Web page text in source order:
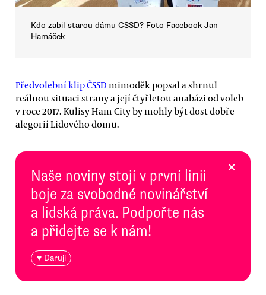
Kdo zabil starou dámu ČSSD? Foto Facebook Jan
Hamáček
Předvolební klip ČSSD mimoděk popsal a shrnul
reálnou situaci strany a její čtyřletou anabázi od voleb
v roce 2017. Kulisy Ham City by mohly být dost dobře
alegorií Lidového domu.
Naše noviny stojí v první linii
boje za svobodné novinářství
a lidská práva. Podpořte nás
a přidejte se k nám!
♥ Daruji
×